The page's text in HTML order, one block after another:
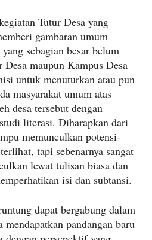
Tutur Desa yang
gambaran umum
sebagian besar belum
maupun Kampus Desa
untuk menuturkan atau pun
masyarakat umum atas
desa tersebut dengan
literasi. Diharapkan dari
memunculkan potensi-
tapi sebenarnya sangat
lewat tulisan biasa dan
isi dan subtansi.
dapat bergabung dalam
pandangan baru